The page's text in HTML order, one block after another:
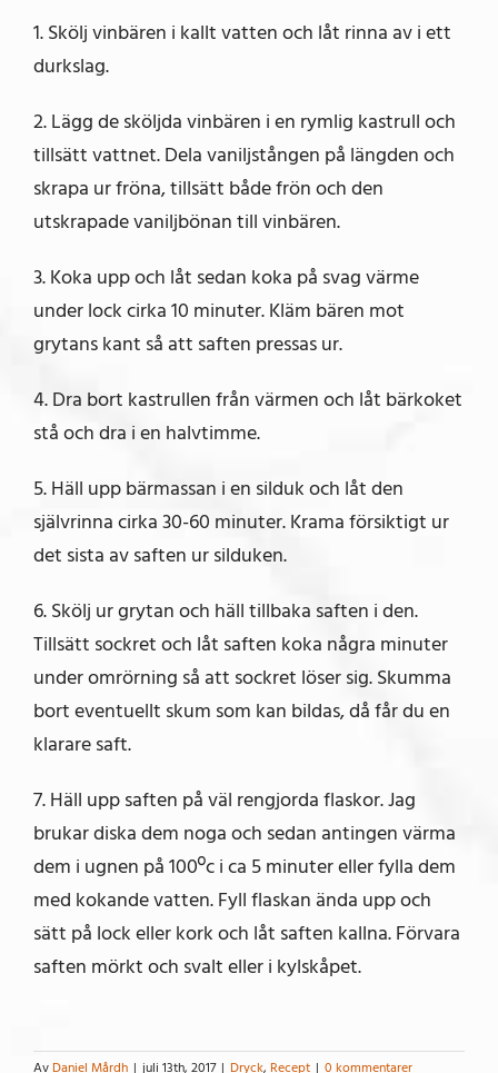
1. Skölj vinbären i kallt vatten och låt rinna av i ett
durkslag.
2. Lägg de sköljda vinbären i en rymlig kastrull och
tillsätt vattnet. Dela vaniljstången på längden och
skrapa ur fröna, tillsätt både frön och den
utskrapade vaniljbönan till vinbären.
3. Koka upp och låt sedan koka på svag värme
under lock cirka 10 minuter. Kläm bären mot
grytans kant så att saften pressas ur.
4. Dra bort kastrullen från värmen och låt bärkoket
stå och dra i en halvtimme.
5. Häll upp bärmassan i en silduk och låt den
självrinna cirka 30-60 minuter. Krama försiktigt ur
det sista av saften ur silduken.
6. Skölj ur grytan och häll tillbaka saften i den.
Tillsätt sockret och låt saften koka några minuter
under omrörning så att sockret löser sig. Skumma
bort eventuellt skum som kan bildas, då får du en
klarare saft.
7. Häll upp saften på väl rengjorda flaskor. Jag
brukar diska dem noga och sedan antingen värma
dem i ugnen på 100ºc i ca 5 minuter eller fylla dem
med kokande vatten. Fyll flaskan ända upp och
sätt på lock eller kork och låt saften kallna. Förvara
saften mörkt och svalt eller i kylskåpet.
Av Daniel Mårdh | juli 13th, 2017 | Dryck, Recept | 0 kommentarer